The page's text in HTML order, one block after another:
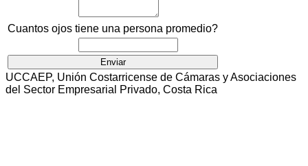
Cuantos ojos tiene una persona promedio?
UCCAEP, Unión Costarricense de Cámaras y Asociaciones
del Sector Empresarial Privado, Costa Rica